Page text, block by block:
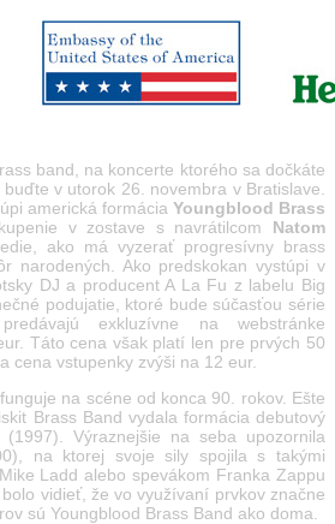
band, na koncerte ktorého sa dočkáte
v utorok 26. novembra v Bratislave.
americká formácia Youngblood Brass
v zostave s navrátilcom Natom
ako má vyzerať progresívny brass
narodených. Ako predskokan vystúpi v
DJ a producent A La Fu z labelu Big
podujatie, ktoré bude súčasťou série
exkluzívne na webstránke
Táto cena však platí len pre prvých 50
cena vstupenky zvýši na 12 eur.
na scéne od konca 90. rokov. Ešte
Brass Band vydala formácia debutový
(1997). Výraznejšie na seba upozornila
na ktorej svoje sily spojila s takými
Ladd alebo spevákom Franka Zappu
vidieť, že vo využívaní prvkov značne
sú Youngblood Brass Band ako doma.